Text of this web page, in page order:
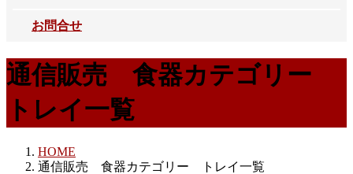
お問合せ
通信販売 食器カテゴリー
トレイ一覧
HOME
通信販売 食器カテゴリー トレイ一覧